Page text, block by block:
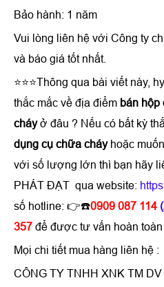
Bảo hành: 1 năm
Vui lòng liên hệ với Công ty
và báo giá tốt nhất.
⭐⭐⭐Thông qua bài viết này,
thắc mắc về địa điểm bán
cháy ở đâu ? Nếu có bất kỳ
dụng cụ chữa cháy hoặc
với số lượng lớn thì bạn hãy
PHÁT ĐẠT qua website:
số hotline: 👉☎️0909 087 114
357 để được tư vấn hoàn
Mọi chi tiết mua hàng liên hệ :
CÔNG TY TNHH XNK TM